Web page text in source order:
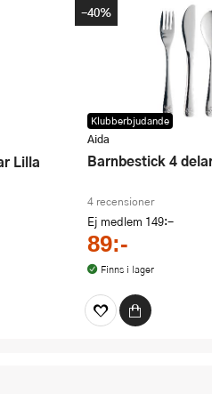
Klubberbjudande
Aida
Barnbestick 4
4 recensioner
Ej medlem 149:-
89:-
Finns i lager
-40%